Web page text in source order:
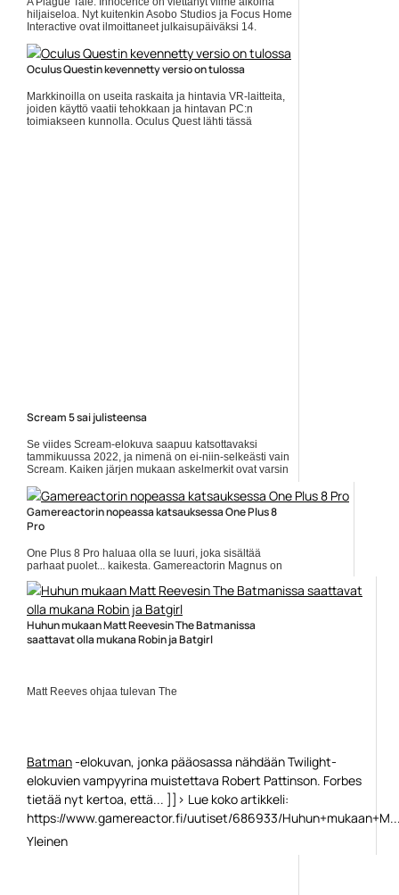
hiljaiseloa. Nyt kuitenkin Asobo Studios ja Focus Home
Interactive ovat ilmoittaneet julkaisupäiväksi 14.
https://www.gamereactor.fi/uutiset/610303/A+Plague+Tale+In...
Yleinen
Oculus Questin kevennetty versio on tulossa
Markkinoilla on useita raskaita ja hintavia VR-laitteita,
joiden käyttö vaatii tehokkaan ja hintavan PC:n
toimiakseen kunnolla. Oculus Quest lähti tässä
Scream 5 sai julisteensa
Se viides Scream-elokuva saapuu katsottavaksi
tammikuussa 2022, ja nimenä on ei-niin-selkeästi vain
Scream. Kaiken järjen mukaan askelmerkit ovat varsin
https://www.gamereactor.fi/uutiset/902893/Scream+5+sai+julisteensa...
Yleinen
Gamereactorin nopeassa katsauksessa One Plus 8
Pro
One Plus 8 Pro haluaa olla se luuri, joka sisältää
parhaat puolet... kaikesta. Gamereactorin Magnus on
testannut laitetta jonkin aikaa, ja kertoo nyt
Gamereactorin... ]]> Lue koko artikkeli:
https://www.gamereactor.fi/uutiset/761723/Gamereactori...
Yleinen
Huhun mukaan Matt Reevesin The Batmanissa
saattavat olla mukana Robin ja Batgirl
Matt Reeves ohjaa tulevan The
Batman-elokuvan, jonka pääosassa nähdään Twilight-
elokuvien vampyyrina muistettava Robert Pattinson. Forbes
tietää nyt kertoa, että... ]]> Lue koko artikkeli:
https://www.gamereactor.fi/uutiset/686933/
Yleinen